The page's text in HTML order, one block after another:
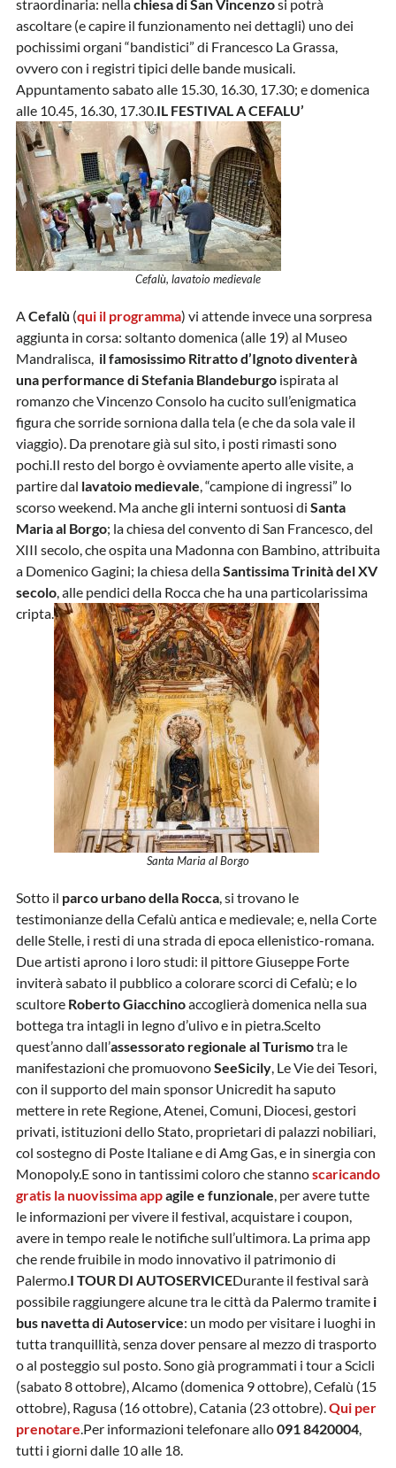
straordinaria: nellachiesa di San Vincenzosi potrà
ascoltare (e capire il funzionamento nei dettagli) uno dei
pochissimi organi “bandistici” di Francesco La Grassa,
ovvero con i registri tipici delle bande musicali.
Appuntamento sabato alle 15.30, 16.30, 17.30; e domenica
alle 10.45, 16.30, 17.30.IL FESTIVAL A CEFALU’
Cefalù, lavatoio medievale
ACefalù (qui il programma) vi attende invece una sorpresa
aggiunta in corsa: soltanto domenica (alle 19) al Museo
Mandralisca, il famosissimo Ritratto d’Ignotodiventerà
una performance di Stefania Blandeburgoispirata al
romanzo che Vincenzo Consolo ha cucito sull’enigmatica
figura che sorride sorniona dalla tela (e che da sola vale il
viaggio). Da prenotare già sul sito, i posti rimasti sono
pochi.Il resto del borgo è ovviamente aperto alle visite, a
partire dal lavatoio medievale, “campione di ingressi” lo
scorso weekend. Ma anche gli interni sontuosi di Santa
Maria al Borgo; la chiesa del convento di San Francesco, del
XIII secolo, che ospita una Madonna con Bambino, attribuita
a Domenico Gagini; la chiesa dellaSantissima Trinità del XV
secolo, alle pendici della Rocca che ha una particolarissima
cripta.
Santa Maria al Borgo
Sotto il parco urbano della Rocca, si trovano le
testimonianze della Cefalù antica e medievale; e, nella Corte
delle Stelle, i resti di una strada di epoca ellenistico-romana.
Due artisti aprono i loro studi: il pittore Giuseppe Forte
inviterà sabato il pubblico a colorare scorci di Cefalù; e lo
scultore Roberto Giacchinoaccoglierà domenica nella sua
bottega tra intagli in legno d’ulivo e in pietra.Scelto
quest’anno dall’assessorato regionale al Turismotra le
manifestazioni che promuovonoSeeSicily, Le Vie dei Tesori,
con il supporto del main sponsor Unicredit ha saputo
mettere in rete Regione, Atenei, Comuni, Diocesi, gestori
privati, istituzioni dello Stato, proprietari di palazzi nobiliari,
col sostegno di Poste Italiane e di Amg Gas, e in sinergia con
Monopoly.E sono in tantissimi coloro che stannoscaricando
gratis la nuovissima appagile e funzionale, per avere tutte
le informazioni per vivere il festival, acquistare i coupon,
avere in tempo reale le notifiche sull’ultimora. La prima app
che rende fruibile in modo innovativo il patrimonio di
Palermo.I TOUR DI AUTOSERVICEDurante il festival sarà
possibile raggiungere alcune tra le città da Palermo tramite i
bus navetta di Autoservice: un modo per visitare i luoghi in
tutta tranquillità, senza dover pensare al mezzo di trasporto
o al posteggio sul posto. Sono già programmati i tour a Scicli
(sabato 8 ottobre), Alcamo (domenica 9 ottobre), Cefalù (15
ottobre), Ragusa (16 ottobre), Catania (23 ottobre).Qui per
prenotare.Per informazioni telefonare allo091 8420004,
tutti i giorni dalle 10 alle 18.